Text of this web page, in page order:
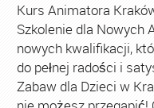
Kurs Animatora
Szkolenie dla Nowych
nowych kwalifikacji,
do pełnej radości i
Zabaw dla Dzieci w